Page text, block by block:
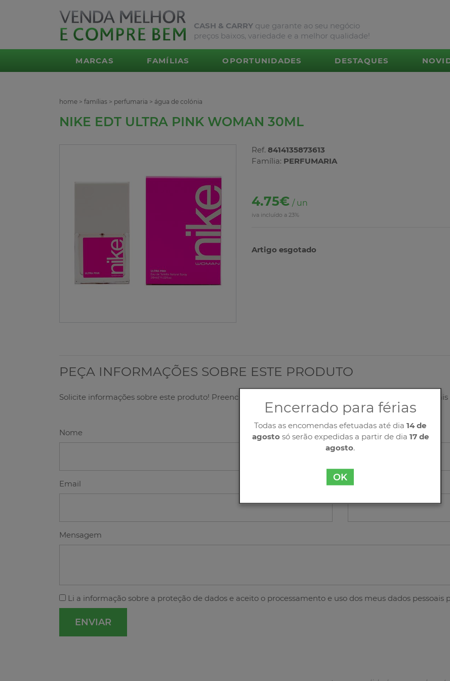
CASH & CARRY que garante ao seu negócio
preços baixos, variedade e a melhor qualidade!
MARCAS FAMÍLIAS OPORTUNIDADES DESTAQUES
home > famílias > perfumaria > água de colónia
NIKE EDT ULTRA PINK WOMAN 30ML
Ref. 8414135873613
Família: PERFUMARIA
4.75€ / un
iva incluído a 23%
Artigo esgotado
PEÇA INFORMAÇÕES SOBRE ESTE PRODUTO
Solicite informações sobre este produto! Preencha corretamente o nosso formulário, entraremos o
Nome
Email Contacto
Mensagem
Li a informação sobre a proteção de dados e aceito o processamento e uso dos meus dados pessoais
Encerrado para férias
Todas as encomendas efetuadas até dia 14 de
agostosó serão expedidas a partir de dia 17 de
agosto.
OK